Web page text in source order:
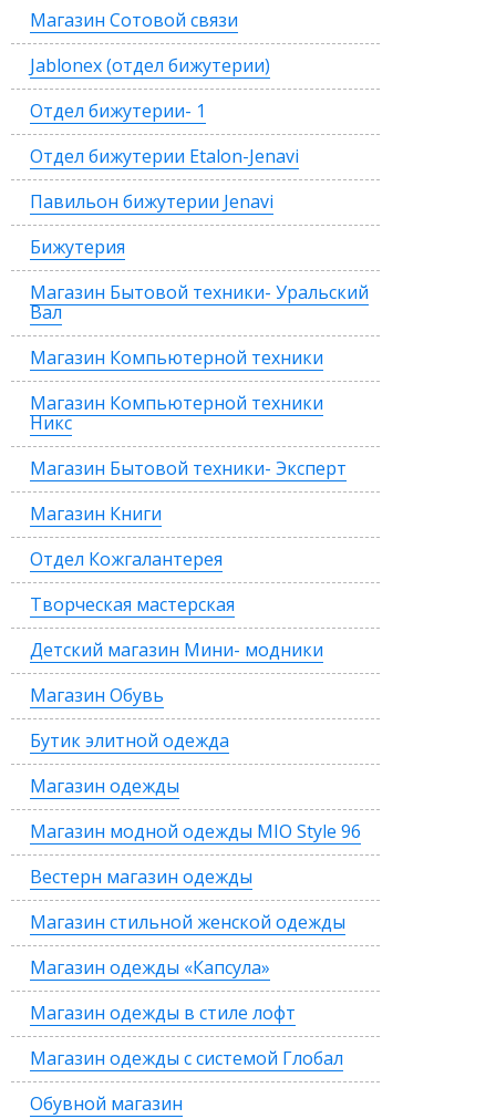
Магазин Сотовой связи
Jablonex (отдел бижутерии)
Отдел бижутерии- 1
Отдел бижутерии Etalon-Jenavi
Павильон бижутерии Jenavi
Бижутерия
Магазин Бытовой техники- Уральский
Вал
Магазин Компьютерной техники
Магазин Компьютерной техники
Никс
Магазин Бытовой техники- Эксперт
Магазин Книги
Отдел Кожгалантерея
Творческая мастерская
Детский магазин Мини- модники
Магазин Обувь
Бутик элитной одежда
Магазин одежды
Магазин модной одежды MIO Style 96
Вестерн магазин одежды
Магазин стильной женской одежды
Магазин одежды «Капсула»
Магазин одежды в стиле лофт
Магазин одежды с системой Глобал
Обувной магазин